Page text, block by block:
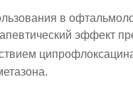
в
эффект